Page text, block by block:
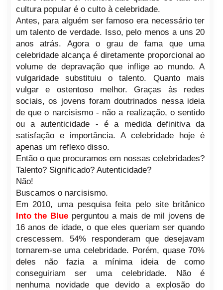
cultura popular é o culto à celebridade.
Antes, para alguém ser famoso era necessário ter
um talento de verdade. Isso, pelo menos a uns 20
anos atrás. Agora o grau de fama que uma
celebridade alcança é diretamente proporcional ao
volume de depravação que inflige ao mundo. A
vulgaridade substituiu o talento. Quanto mais
vulgar e ostentoso melhor. Graças às redes
sociais, os jovens foram doutrinados nessa ideia
de que o narcisismo - não a realização, o sentido
ou a autenticidade - é a medida definitiva da
satisfação e importância. A celebridade hoje é
apenas um reflexo disso.
Então o que procuramos em nossas celebridades?
Talento? Significado? Autenticidade?
Não!
Buscamos o narcisismo.
Em 2010, uma pesquisa feita pelo site britânico
Into the Blue perguntou a mais de mil jovens de
16 anos de idade, o que eles queriam ser quando
crescessem. 54% responderam que desejavam
tornarem-se uma celebridade. Porém, quase 70%
deles não fazia a mínima ideia de como
conseguiriam ser uma celebridade. Não é
nenhuma novidade que devido a explosão do